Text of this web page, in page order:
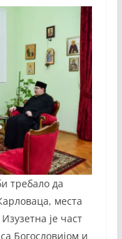
требало да
места
је част
Богословијом и